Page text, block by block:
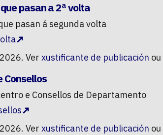
pasan a 2ª volta
pasan á segunda volta
Ver xustificante de publicación ou
Consellos
e Consellos de Departamento
Ver xustificante de publicación ou